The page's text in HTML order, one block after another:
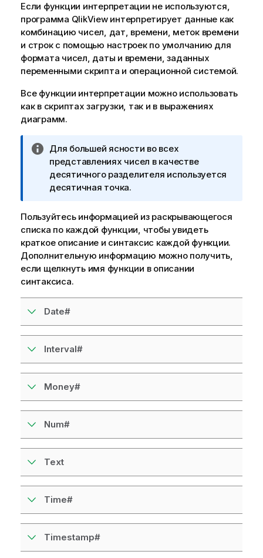
Если функции интерпретации не используются,
программа QlikViewинтерпретирует данные как
комбинацию чисел, дат, времени, меток времени
и строк с помощью настроек по умолчанию для
формата чисел, даты и времени, заданных
переменными скрипта и операционной системой.
Все функции интерпретации можно использовать
как в скриптах загрузки, так и в выражениях
диаграмм.
П
р
и
м
ч
а
н
и
е
к
ф
о
м
ц
Для большей ясности во всех
представлениях чисел в качестве
десятичного разделителя используется
десятичная точка.
Пользуйтесь информацией из раскрывающегося
списка по каждой функции, чтобы увидеть
краткое описание и синтаксис каждой функции.
Дополнительную информацию можно получить,
если щелкнуть имя функции в описании
синтаксиса.
Date#
Interval#
Money#
Num#
Text
Time#
Timestamp#